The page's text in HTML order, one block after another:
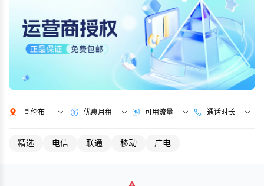
哥伦布 优惠月租 可用流量 通话时长
精选 电信 联通 移动 广电